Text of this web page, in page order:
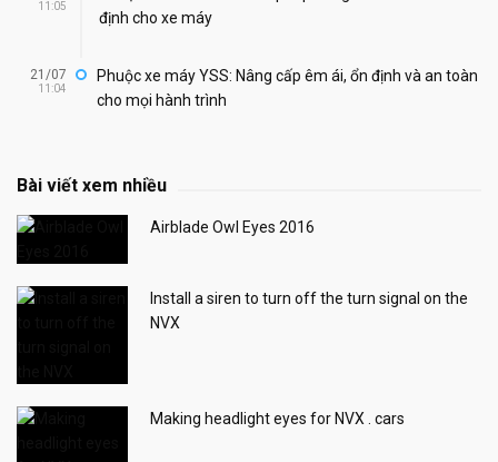
11:05
định cho xe máy
21/07
11:04
Phuộc xe máy YSS: Nâng cấp êm ái, ổn định và an toàn
cho mọi hành trình
Bài viết xem nhiều
Airblade Owl Eyes 2016
Install a siren to turn off the turn signal on the
NVX
Making headlight eyes for NVX . cars